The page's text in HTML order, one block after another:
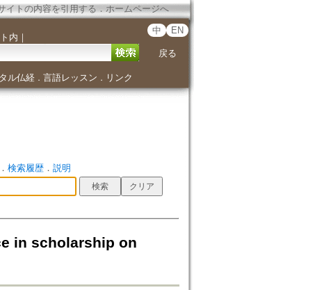
イトの内容を引用する ． ホームページへ
内 ｜
中 EN
戻る
ル仏経． 言語レッスン ． リンク
検索履歴． 説明
in scholarship on